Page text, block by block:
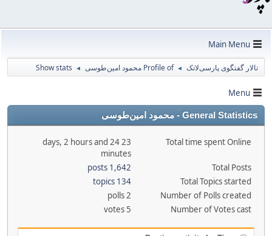
Main Menu
تالار گفتگوی پارسی‌لاتک ◄ Profile of محمود امین‌طوسی ◄
Show stats
Menu
General Statistics - محمود امین‌طوسی
Total time spent Online
23 days, 2 hours and 24
minutes
Total Posts
1,642 posts
Total Topics started
134 topics
Number of Polls created
2 polls
Number of Votes cast
5 votes